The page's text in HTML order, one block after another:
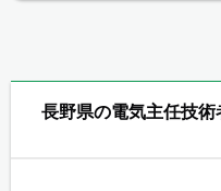
長野県の電気主任技